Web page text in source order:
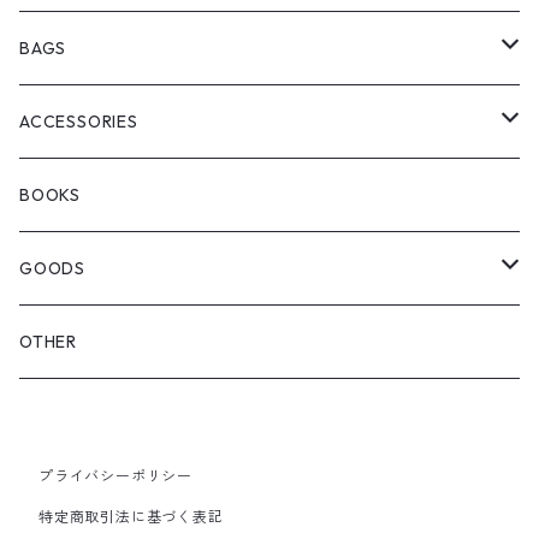
ChaosFissingClubxALLMOSTBLACK
WOODBLOCK
SEDAN ALL-PURPOSE
KICKS
BOOTS
BAGS
BACKPACK
SHOULDER
OTHER BAGS
ACCESSORIES
EYE WEAR
CAP&HAT
GLOVES&SCARF
SHOULDER
BOOKS
GOODS
TOY
PINS& PINBACK
OTHER
プライバシーポリシー
特定商取引法に基づく表記